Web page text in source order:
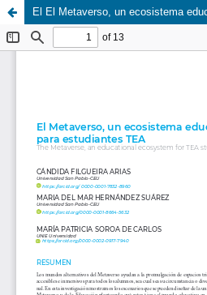
El El Metaverso, un ecosistema